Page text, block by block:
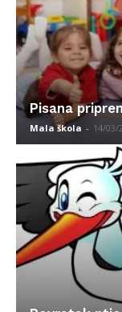
Pisana
Mala škola - 14/03/